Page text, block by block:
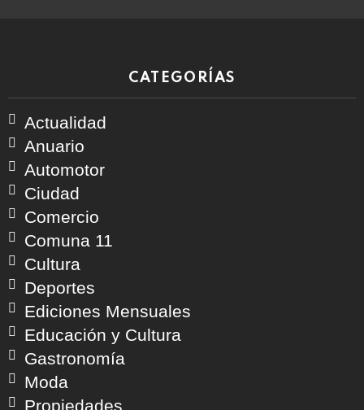
CATEGORÍAS
Actualidad
Anuario
Automotor
Ciudad
Comercio
Comuna 11
Cultura
Deportes
Ediciones Mensuales
Educación y Cultura
Gastronomía
Moda
Propiedades